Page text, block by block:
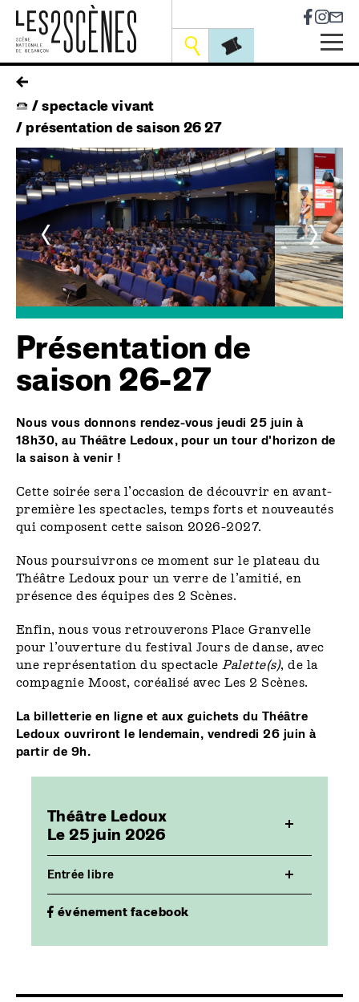
Skip
main
navigation
Outils
fil
d'ariane
spectacle vivant
présentation de saison 26 27
< >
Présentation de
saison 26-27
Nous vous donnons rendez-vous jeudi 25 juin à
18h30, au Théâtre Ledoux, pour un tour d'horizon de
la saison à venir !
Cette soirée sera l’occasion de découvrir en avant-
première les spectacles, temps forts et nouveautés
qui composent cette saison 2026-2027.
Nous poursuivrons ce moment sur le plateau du
Théâtre Ledoux pour un verre de l’amitié, en
présence des équipes des 2 Scènes.
Enfin, nous vous retrouverons Place Granvelle
pour l’ouverture du festival Jours de danse, avec
une représentation du spectacle Palette(s), de la
compagnie Moost, coréalisé avec Les 2 Scènes.
La billetterie en ligne et aux guichets du Théâtre
Ledoux ouvriront le lendemain, vendredi 26 juin à
partir de 9h.
Théâtre Ledoux
Le 25 juin 2026
Entrée libre
événement facebook